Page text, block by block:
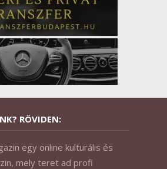
RÖVIDEN:
egy online kulturális és
mely teret ad profi